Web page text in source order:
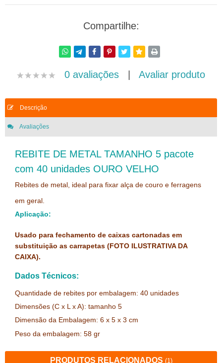
Compartilhe:
0 avaliações | Avaliar produto
Descrição
Avaliações
REBITE DE METAL TAMANHO 5 pacote
com 40 unidades OURO VELHO
Rebites de metal, ideal para fixar alça de couro e ferragens
em geral.
Aplicação:
Usado para fechamento de caixas cartonadas em
substituição as carrapetas (FOTO ILUSTRATIVA DA
CAIXA).
Dados Técnicos:
Quantidade de rebites por embalagem: 40 unidades
Dimensões (C x L x A): tamanho 5
Dimensão da Embalagem: 6 x 5 x 3 cm
Peso da embalagem: 58 gr
PRODUTOS RELACIONADOS (1)